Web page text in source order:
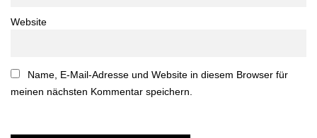
Website
Name, E-Mail-Adresse und Website in diesem Browser für
meinen nächsten Kommentar speichern.